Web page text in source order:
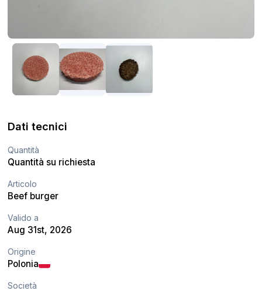
Dati tecnici
Quantità
Quantità su richiesta
Articolo
Beef burger
Valido a
Aug 31st, 2026
Origine
Polonia
Società